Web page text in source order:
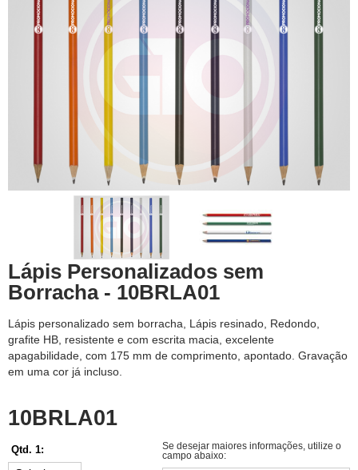
Lápis Personalizados sem
Borracha - 10BRLA01
Lápis personalizado sem borracha, Lápis resinado, Redondo,
grafite HB, resistente e com escrita macia, excelente
apagabilidade, com 175 mm de comprimento, apontado. Gravação
em uma cor já incluso.
10BRLA01
Qtd. 1:
Se desejar maiores informações, utilize o
campo abaixo: